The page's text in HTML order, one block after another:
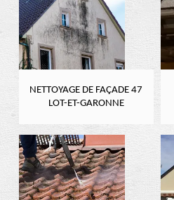
NETTOYAGE DE FAÇADE 47
LOT-ET-GARONNE